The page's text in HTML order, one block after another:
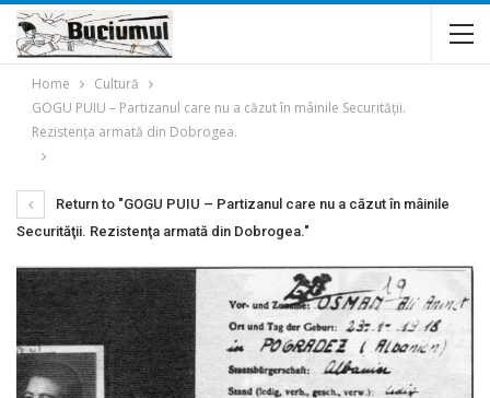
Home
Cultură
GOGU PUIU – Partizanul care nu a căzut în mâinile Securităţii.
Rezistenţa armată din Dobrogea.
Return to "GOGU PUIU – Partizanul care nu a căzut în mâinile
Securităţii. Rezistenţa armată din Dobrogea."